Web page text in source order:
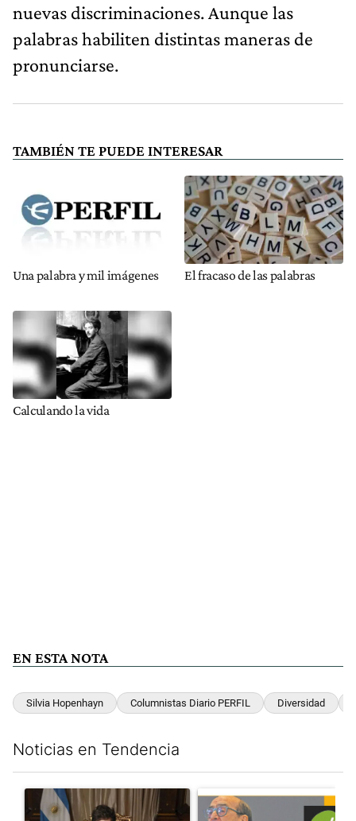
nuevas discriminaciones. Aunque las
palabras habiliten distintas maneras de
pronunciarse.
TAMBIÉN TE PUEDE INTERESAR
Una palabra y mil imágenes El fracaso de las palabras
Calculando la vida
EN ESTA NOTA
Silvia Hopenhayn Columnistas Diario PERFIL Diversidad
Noticias en Tendencia
Un artículo de tendencia con el título "Milei, listo para 'atajar'
Un artículo de tendencia con